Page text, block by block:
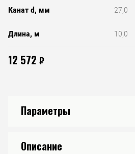
Канат d, мм 27,0
Длина, м 10,0
12 572 ₽
Параметры
Описание